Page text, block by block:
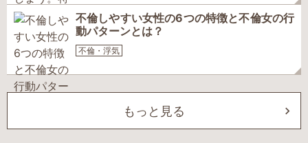
不倫しやすい女性の6つの特徴と不倫女の行
動パターンとは？
不倫・浮気
もっと見る